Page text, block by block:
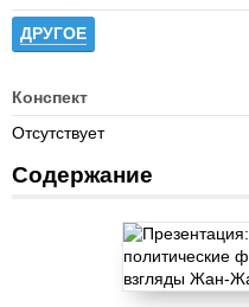
ДРУГОЕ
Конспект
Отсутствует
Содержание